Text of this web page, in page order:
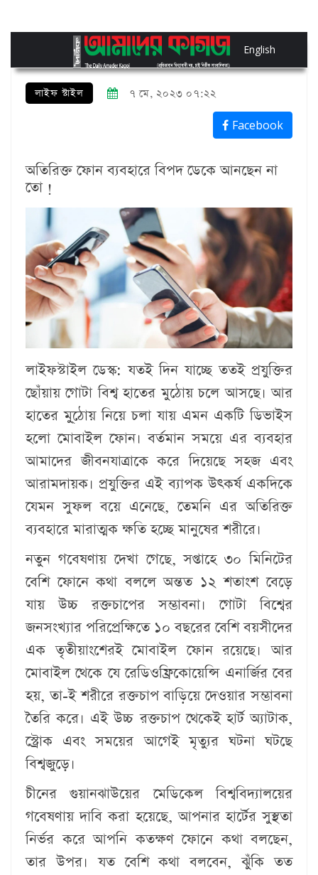
English
লাইফ স্টাইল ৭ মে, ২০২৩ ০৭:২২
Facebook
অতিরিক্ত ফোন ব্যবহারে বিপদ ডেকে আনছেন না
তো !
লাইফস্টাইল ডেস্ক: যতই দিন যাচ্ছে ততই প্রযুক্তির
ছোঁয়ায় গোটা বিশ্ব হাতের মুঠোয় চলে আসছে। আর
হাতের মু্ঠোয় নিয়ে চলা যায় এমন একটি ডিভাইস
হলো মোবাইল ফোন। বর্তমান সময়ে এর ব্যবহার
আমাদের জীবনযাত্রাকে করে দিয়েছে সহজ এবং
আরামদায়ক। প্রযুক্তির এই ব্যাপক উৎকর্ষ একদিকে
যেমন সুফল বয়ে এনেছে, তেমনি এর অতিরিক্ত
ব্যবহারে মারাত্মক ক্ষতি হচ্ছে মানুষের শরীরে।
নতুন গবেষণায় দেখা গেছে, সপ্তাহে ৩০ মিনিটের
বেশি ফোনে কথা বললে অন্তত ১২ শতাংশ বেড়ে
যায় উচ্চ রক্তচাপের সম্ভাবনা। গোটা বিশ্বের
জনসংখ্যার পরিপ্রেক্ষিতে ১০ বছরের বেশি বয়সীদের
এক তৃতীয়াংশেরই মোবাইল ফোন রয়েছে। আর
মোবাইল থেকে যে রেডিওফ্রিকোয়েন্সি এনার্জির বের
হয়, তা-ই শরীরে রক্তচাপ বাড়িয়ে দেওয়ার সম্ভাবনা
তৈরি করে। এই উচ্চ রক্তচাপ থেকেই হার্ট অ্যাটাক,
স্ট্রোক এবং সময়ের আগেই মৃত্যুর ঘটনা ঘটছে
বিশ্বজুড়ে।
চীনের গুয়ানঝাউয়ের মেডিকেল বিশ্ববিদ্যালয়ের
গবেষণায় দাবি করা হয়েছে, আপনার হার্টের সুস্থতা
নির্ভর করে আপনি কতক্ষণ ফোনে কথা বলছেন,
তার উপর। যত বেশি কথা বলবেন, ঝুঁকি তত